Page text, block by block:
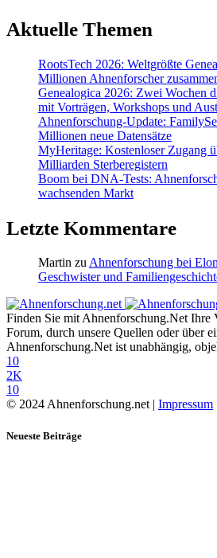
Aktuelle Themen
RootsTech 2026: Weltgrößte
Millionen Ahnenforscher
Genealogica 2026: Zwei Wochen
mit Vorträgen, Workshops und
Ahnenforschung-Update:
Millionen neue Datensätze
MyHeritage: Kostenloser Zugang
Milliarden Sterberegistern
Boom bei DNA-Tests:
wachsenden Markt
Letzte Kommentare
Martin zu Ahnenforschung bei
Geschwister und
Finden Sie mit Ahnenforschung.Net Ihre
Forum, durch unsere Quellen oder über
Ahnenforschung.Net ist unabhängig,
10
2K
10
© 2024 Ahnenforschung.net | Impressum
Neueste Beiträge